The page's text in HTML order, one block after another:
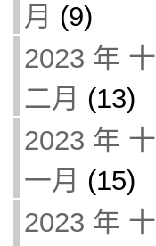
月 (9)
2023 年 十
二月 (13)
2023 年 十
一月 (15)
2023 年 十